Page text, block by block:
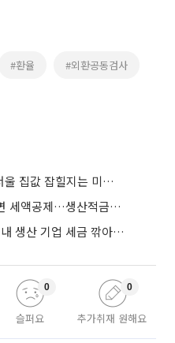
#환율 #외환공동검사
“부동산 세제 큰 틀엔 공감⋯서울 집값 잡힐지는 미지수”
반도체·이차전지 국내 생산하면 세액공제…생산적금융 ISA 신설
태양광ㆍ반도체 전략품목⋯국내 생산 기업 세금 깎아준다
슬퍼요
0
추가취재 원해요
0